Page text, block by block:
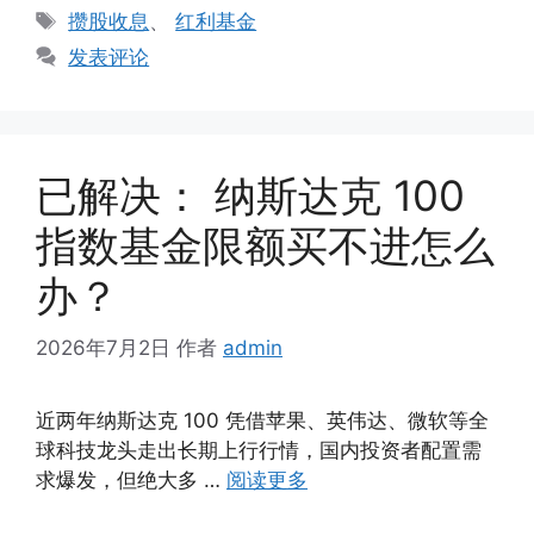
类
标
签
攒股收息 、红利基金
发表评论
已解决： 纳斯达克 100
指数基金限额买不进怎么
办？
2026年7月2日 作者 admin
近两年纳斯达克 100 凭借苹果、英伟达、微软等全
球科技龙头走出长期上行行情，国内投资者配置需
求爆发，但绝大多 … 阅读更多